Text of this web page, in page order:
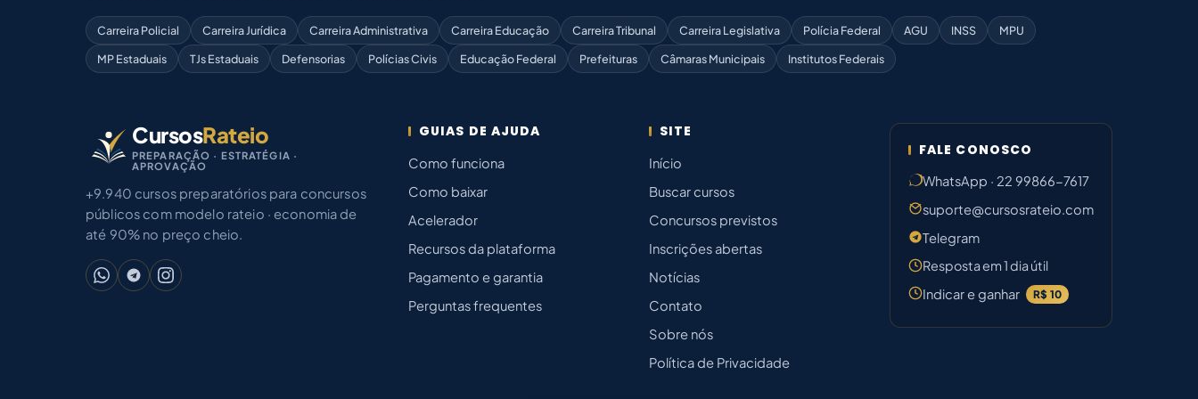
Carreira Policial Carreira Jurídica Carreira Administrativa Carreira Educação Carreira Tribunal Carreira Legislativa Polícia Federal AGU INSS
MPU
MP Estaduais
TJs Estaduais Defensorias Polícias Civis Educação Federal Prefeituras Câmaras Municipais Institutos Federais
CursosRateio
PREPARAÇÃO · ESTRATÉGIA ·
APROVAÇÃO
+9.940 cursos preparatórios para concursos
públicos com modelo rateio · economia de
até 90% no preço cheio.
GUIAS DE AJUDA
Como funciona
Como baixar
Acelerador
Recursos da plataforma
Pagamento e garantia
Perguntas frequentes
SITE
Início
Buscar cursos
Concursos previstos
Inscrições abertas
Notícias
Contato
Sobre nós
Política de Privacidade
FALE CONOSCO
WhatsApp · 22 99866-7617
suporte@cursosrateio.com
Telegram
Resposta em 1 dia útil
Indicar e ganhar
R$ 10